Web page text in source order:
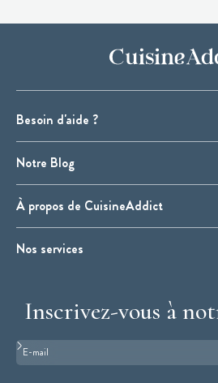
Besoin d'aide ?
Notre Blog
À propos de CuisineAddict
Nos services
Inscrivez-vous à
Format : adresse@email.com